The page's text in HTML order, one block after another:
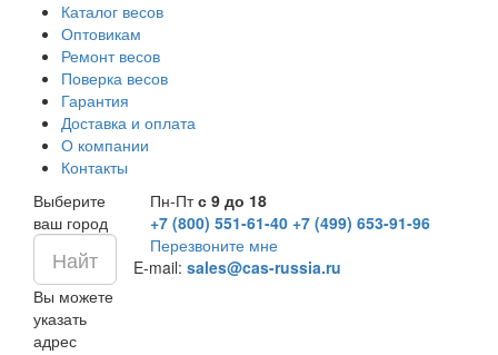
Каталог весов
Оптовикам
Ремонт весов
Поверка весов
Гарантия
Доставка и оплата
О компании
Контакты
Выберите
ваш город
Вы можете
указать
адрес
Пн-Птс 9 до 18
+7 (800) 551-61-40 +7 (499) 653-91-96
Перезвоните мне
E-mail: sales@cas-russia.ru